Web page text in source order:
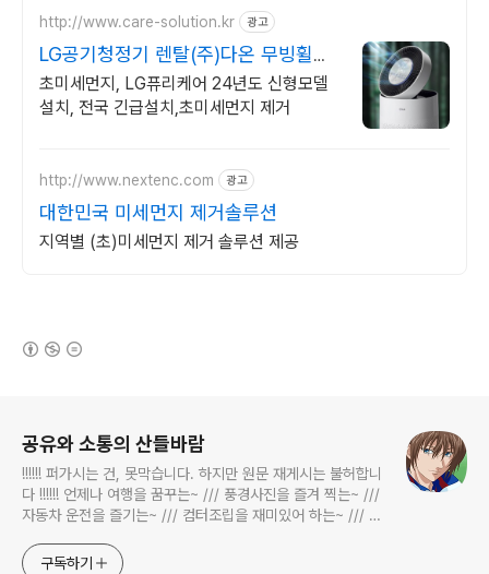
http://www.care-solution.kr 광고
LG공기청정기 렌탈(주)다온 무빙휠증
정+추가할인+긴급설치
초미세먼지, LG퓨리케어 24년도 신형모델
설치, 전국 긴급설치,초미세먼지 제거
http://www.nextenc.com 광고
대한민국 미세먼지 제거솔루션
지역별 (초)미세먼지 제거 솔루션 제공
공유와 소통의 산들바람
!!!!!! 퍼가시는 건, 못막습니다. 하지만 원문 재게시는 불허합니
다 !!!!!! 언제나 여행을 꿈꾸는~ /// 풍경사진을 즐겨 찍는~ ///
자동차 운전을 즐기는~ /// 컴터조립을 재미있어 하는~ /// 고
식하는 미드가 있는~ /// 사회적 이슈에 발언하는~ 不老巨
구독하기